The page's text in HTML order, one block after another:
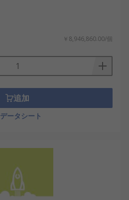
￥8,946,860.00/個
追加
データシート